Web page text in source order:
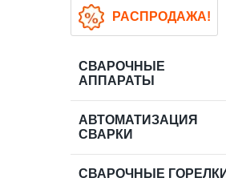
РАСПРОДАЖА!
СВАРОЧНЫЕ
АППАРАТЫ
АВТОМАТИЗАЦИЯ
СВАРКИ
СВАРОЧНЫЕ ГОРЕЛКИ